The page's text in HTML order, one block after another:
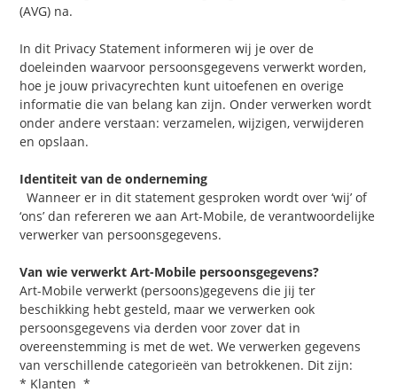
(AVG) na.
In dit Privacy Statement informeren wij je over de
doeleinden waarvoor persoonsgegevens verwerkt worden,
hoe je jouw privacyrechten kunt uitoefenen en overige
informatie die van belang kan zijn. Onder verwerken wordt
onder andere verstaan: verzamelen, wijzigen, verwijderen
en opslaan.
Identiteit van de onderneming
Wanneer er in dit statement gesproken wordt over ‘wij’ of
‘ons’ dan refereren we aan Art-Mobile, de verantwoordelijke
verwerker van persoonsgegevens.
Van wie verwerkt Art-Mobile persoonsgegevens?
Art-Mobile verwerkt (persoons)gegevens die jij ter
beschikking hebt gesteld, maar we verwerken ook
persoonsgegevens via derden voor zover dat in
overeenstemming is met de wet. We verwerken gegevens
van verschillende categorieën van betrokkenen. Dit zijn:
* Klanten *